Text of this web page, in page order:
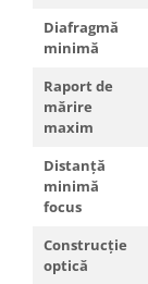
Diafragmă
minimă
Raport de
mărire
maxim
Distanță
minimă
focus
Construcție
optică